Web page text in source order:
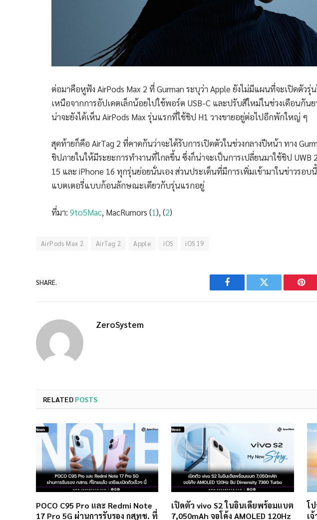
ต่อมาคือหูฟัง AirPods Max 2 ที่ Gurman ระบุว่า Apple ยังไม่มีแผนที่จะเปิดตัว
เหนือจากการอัปเดตเล็กน้อยไปใช้พอร์ต USB-C และปรับสีใหม่ในช่วงเดือนกัน
น่าจะยังได้เห็น AirPods Max รุ่นแรกที่ใช้ชิป H1 วางขายอยู่ต่อไปอีกพักใหญ่ ๆ
สุดท้ายก็คือ AirTag 2 ที่คาดกันว่าจะได้รับการเปิดตัวในช่วงกลางปีหน้า ทาง
ชิปภายในให้มีระยะการทำงานที่ไกลขึ้น ซึ่งก็น่าจะเป็นการเปลี่ยนมาใช้ชิป UWB
15 และ iPhone 16 ทุกรุ่นย่อยนั่นเอง ส่วนประเด็นที่มีการเพิ่มเข้ามาในข่าวรอบ
แบตเตอรี่แบบก้อนลักษณะเดียวกับรุ่นแรกอยู่
ที่มา: 9to5Mac, MacRumors (1), (2)
AirPods Max 2 AirTag 2 Apple iOS iOS 19
SHARE.
Facebook Twitter
ZeroSystem
RELATED POSTS
POCO C95 Pro และ Redmi Note
17 Pro 5G ผ่านการรับรอง กสทช. ที่
เปิดตัว vivo S2 ในอินเดียพร้อมแบต
7,050mAh จอโค้ง AMOLED 120Hz
โ
เ